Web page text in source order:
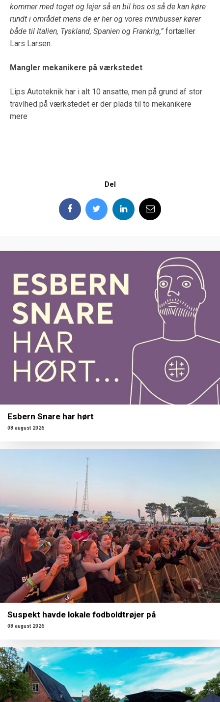
kommer med toget og lejer så en bil hos os så de kan køre
rundt i området mens de er her og vores minibusser kører
både til Italien, Tyskland, Spanien og Frankrig,” fortæller
Lars Larsen.
Mangler mekanikere på værkstedet
Lips Autoteknik har i alt 10 ansatte, men på grund af stor
travlhed på værkstedet er der plads til to mekanikere
mere
Del
Esbern Snare har hørt
08 august 2026
Suspekt havde lokale fodboldtrøjer på
08 august 2026